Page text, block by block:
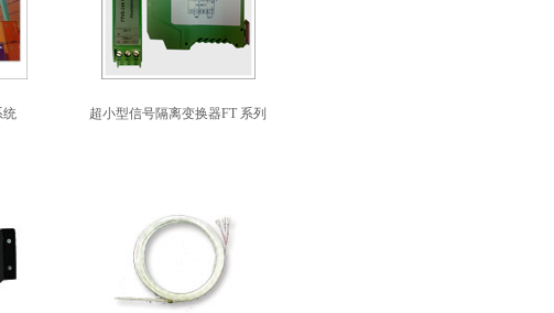
统 超小型信号隔离变换器FT 系列